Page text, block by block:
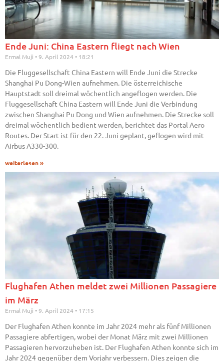
Ende Juni: China Eastern fliegt nach Wien
Ermal Muji 9. April 2024 18:21
Die Fluggesellschaft China Eastern will Ende Juni die Strecke
Shanghai Pu Dong-Wien aufnehmen. Die österreichische
Hauptstadt soll dreimal wöchentlich angeflogen werden. Die
Fluggesellschaft China Eastern will Ende Juni die Verbindung
zwischen Shanghai Pu Dong und Wien aufnehmen. Die Strecke soll
dreimal wöchentlich bedient werden, berichtet das Portal Aero
Routes. Der Start ist für den 22. Juni geplant, geflogen wird mit
Airbus A330-300.
weiterlesen »
Flughafen Athen meldet zwei Millionen Passagiere
im März
Ermal Muji 9. April 2024 17:15
Der Flughafen Athen konnte im Jahr 2024 mehr als fünf Millionen
Passagiere abfertigen, wobei der Monat März mit zwei Millionen
Passagieren hervorzuheben ist. Der Flughafen Athen konnte sich im
Jahr 2024 gegenüber dem Vorjahr verbessern. Dies zeigen die